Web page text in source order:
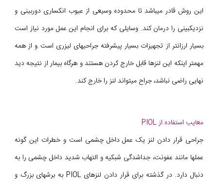
این روش قادر میباشد تا محدوده وسیعی از عیوب انکساری دوربینی و
نزدیکبینی را درمان کند. وسایلی که برای انجام این عمل مورد نیاز است
بسیار ارزانتر از تجهیزات بسیار پیشرفته جراحیهای لیزری است و از همه
مهمتر اینکه این لنزها قابل خارج کردن هستند و هرگاه بیمار از نتیجه دید
نهایی راضی نباشد، جراح میتواند لنز را خارج کند.
معایب استفاده از PIOL
جراحی قرار دادن لنز یک عمل داخل چشمی است و خطرات این گونه
عملها مانند عفونت، جداشدگی شبکیه و التهاب شدید داخل چشمی را به
دنبال دارد. در گذشته برای قرار دادن لنزهای PIOL به برشهای بزرگ و